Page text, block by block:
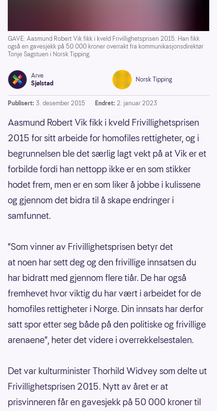
GAVE: Aasmund Robert Vik fikk i kveld Frivillighetsprisen 2015. Han fikk
også en gavesjekk på 50 000 kroner overrakt fra kommunikasjonsdirektør
Tonje Sagstuen i Norsk Tipping.
Arve
Sjølstad
Norsk Tipping
Publisert: 3. desember 2015 Endret: 2. januar 2023
Aasmund Robert Vik fikk i kveld Frivillighetsprisen
2015 for sitt arbeide for homofiles rettigheter, og i
begrunnelsen ble det særlig lagt vekt på at Vik er et
forbilde fordi han nettopp ikke er en som stikker
hodet frem, men er en som liker å jobbe i kulissene
og gjennom det bidra til å skape endringer i
samfunnet.
"Som vinner av Frivillighetsprisen betyr det
at noen har sett deg og den frivillige innsatsen du
har bidratt med gjennom flere tiår. De har også
fremhevet hvor viktig du har vært i arbeidet for de
homofiles rettigheter i Norge. Din innsats har derfor
satt spor etter seg både på den politiske og frivillige
arenaene", heter det videre i overrekkelsestalen.
Det var kulturminister Thorhild Widvey som delte ut
Frivillighetsprisen 2015. Nytt av året er at
prisvinneren får en gavesjekk på 50 000 kroner til